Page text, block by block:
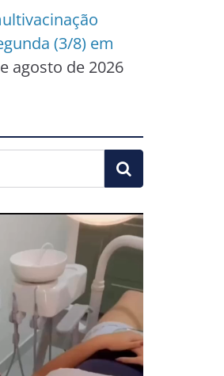
(3/8) em
agosto de 2026